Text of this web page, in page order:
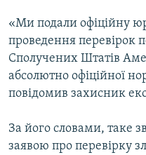
ДОЛУЧАЙСЯ!
Усі сайти RFE/RL
«Ми подали офiцiйну
проведення перевiрок
Сполучених Штатiв
абсолютно офiцiйної
повідомив захисник
За його словами, таке
заявою про перевiрку